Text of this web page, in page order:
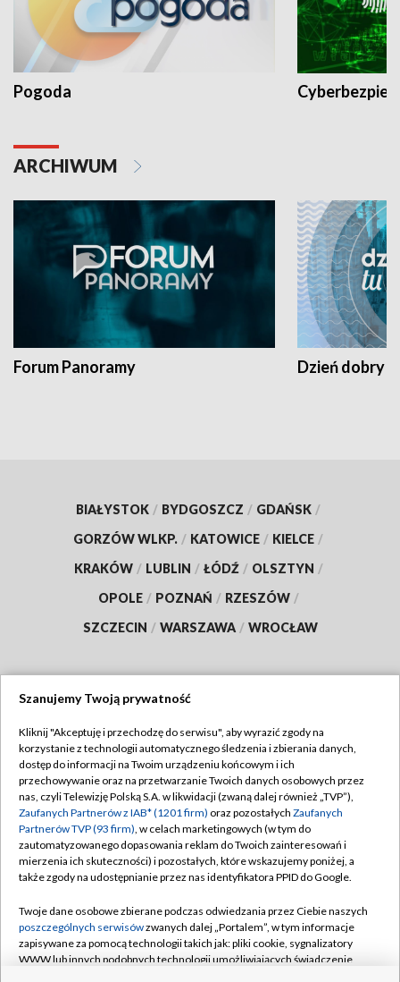
Pogoda
ARCHIWUM
Forum Panoramy Dzień dobry
BIAŁYSTOK / BYDGOSZCZ / GDAŃSK /
GORZÓW WLKP. / KATOWICE / KIELCE /
KRAKÓW / LUBLIN / ŁÓDŹ / OLSZTYN /
OPOLE / POZNAŃ / RZESZÓW /
SZCZECIN / WARSZAWA / WROCŁAW
TVP
Abonament TVP
Emisja w TVP
Centrum informacji TVP
Naziemna Telewizja Cyfrowa
Rada Programowa
System NOS
Regulamin TVP
Polityka prywatności
Moje zgody
Pomoc
Kontakt
Szanujemy Twoją prywatność
Kliknij "Akceptuję i przechodzę do serwisu", aby wyrazić zgody na
korzystanie z technologii automatycznego śledzenia i zbierania danych,
dostęp do informacji na Twoim urządzeniu końcowym i ich
przechowywanie oraz na przetwarzanie Twoich danych osobowych przez
nas, czyli Telewizję Polską S.A. w likwidacji (zwaną dalej również „TVP”),
Zaufanych Partnerów z IAB* (1201 firm) oraz pozostałych Zaufanych
Partnerów TVP (93 firm), w celach marketingowych (w tym do
zautomatyzowanego dopasowania reklam do Twoich zainteresowań i
mierzenia ich skuteczności) i pozostałych, które wskazujemy poniżej, a
także zgody na udostępnianie przez nas identyfikatora PPID do Google.
Twoje dane osobowe zbierane podczas odwiedzania przez Ciebie naszych
poszczególnych serwisówzwanych dalej „Portalem”, w tym informacje
zapisywane za pomocą technologii takich jak: pliki cookie, sygnalizatory
WWW lub innych podobnych technologii umożliwiających świadczenie